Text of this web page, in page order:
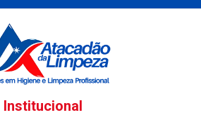
Institucional